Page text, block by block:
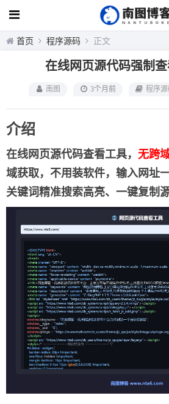
首页 程序源码 正文
在线网页源代码强制
南图 3个月前 程序源
介绍
在线网页源代码查看工具， 无跨
域获取，不用装软件，输入网址
关键词精准搜索高亮、一键复制